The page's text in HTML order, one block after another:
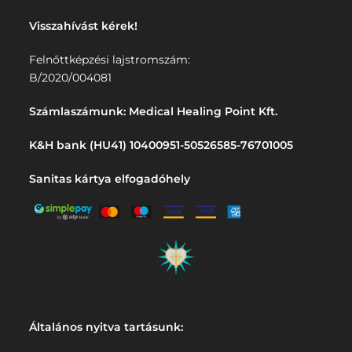
Visszahívást kérek!
Felnőttképzési lajstromszám:
B/2020/004081
Számlaszámunk: Medical Healing Point Kft.
K&H bank (HU41) 10400951-50526585-76701005
Sanitas kártya elfogadóhely
Általános nyitva tartásunk: